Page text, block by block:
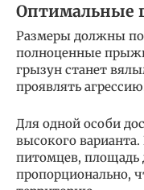
Оптимальные
Размеры должны
полноценные
грызун станет
проявлять
Для одной особи
высокого
питомцев, площадь
пропорционально,